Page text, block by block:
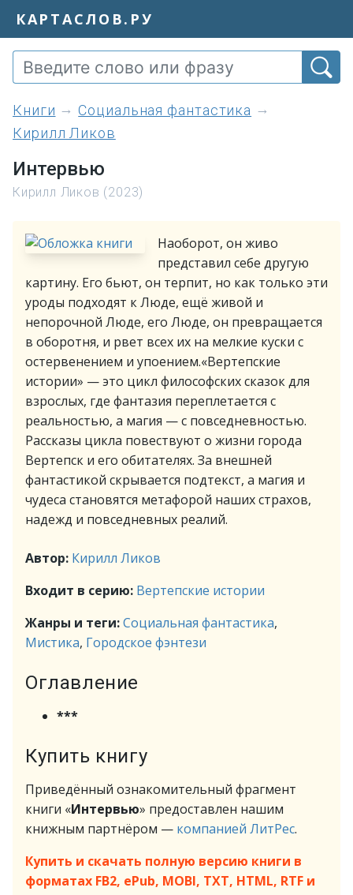
КАРТАСЛОВ.РУ
книги
Социальная фантастика
Кирилл Ликов
Интервью
Кирилл Ликов (2023)
Наоборот, он живо
представил себе другую
картину. Его бьют, он терпит, но как только эти
уроды подходят к Люде, ещё живой и
непорочной Люде, его Люде, он превращается
в оборотня, и рвет всех их на мелкие куски с
остервенением и упоением.«Вертепские
истории» — это цикл философских сказок для
взрослых, где фантазия переплетается с
реальностью, а магия — с повседневностью.
Рассказы цикла повествуют о жизни города
Вертепск и его обитателях. За внешней
фантастикой скрывается подтекст, а магия и
чудеса становятся метафорой наших страхов,
надежд и повседневных реалий.
Автор: Кирилл Ликов
Входит в серию: Вертепские истории
Жанры и теги:Социальная фантастика,
Мистика, Городское фэнтези
Оглавление
***
Купить книгу
Приведённый ознакомительный фрагмент
книги «Интервью» предоставлен нашим
книжным партнёром — компанией ЛитРес.
Купить и скачать полную версию книги в
форматах FB2, ePub, MOBI, TXT, HTML, RTF и